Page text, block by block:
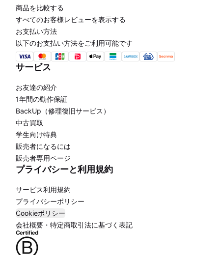
商品を比較する
すべてのお客様レビューを表示する
お支払い方法
以下のお支払い方法をご利用可能です
サービス
お友達の紹介
1年間の動作保証
BackUp（修理復旧サービス）
中古買取
学生向け特典
販売者になるには
販売者専用ページ
プライバシーと利用規約
サービス利用規約
プライバシーポリシー
Cookieポリシー
会社概要・特定商取引法に基づく表記